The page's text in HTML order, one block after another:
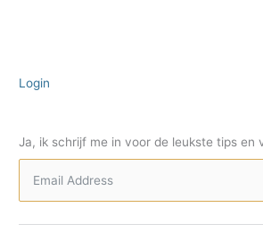
Login
Ja, ik schrijf me in voor de leukste tips en